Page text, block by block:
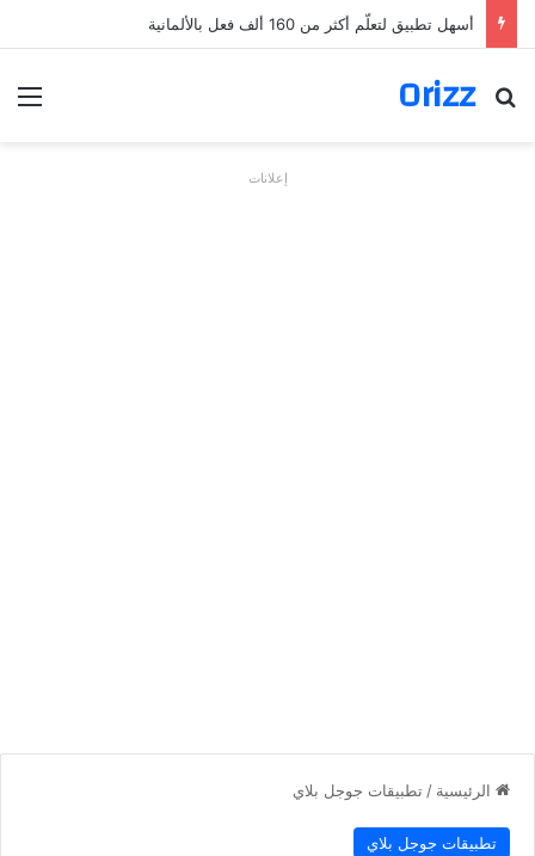
أسهل تطبيق لتعلّم أكثر من 160 ألف فعل بالألمانية
Orizz
بحث عن
إعلانات
الرئيسية / تطبيقات جوجل بلاي
تطبيقات جوجل بلاي